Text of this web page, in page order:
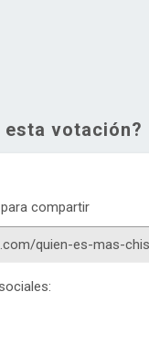
votación?
compartir